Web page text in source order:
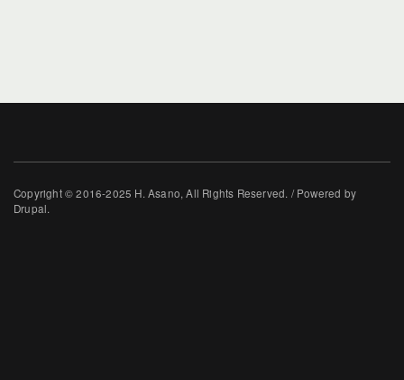
Copyright © 2016-2025 H. Asano, All Rights Reserved. / Powered by
Drupal.